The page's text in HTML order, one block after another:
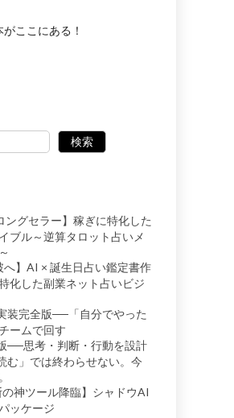
ここにある！
検索
ングセラー】稼ぎに特化した
ブル～逆算タロット占いメ
へ】AI × 誕生日占い鑑定書作
化した副業ネット占いビジ
装完全版──「自分でやった
ームで回す
──思考・判断・行動を設計
む」では終わらせない。今
の神ツール降臨】シャドウAI
ッケージ